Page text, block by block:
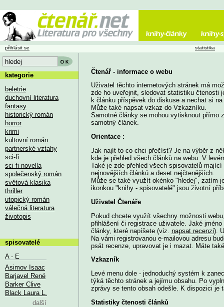
Čtenář - informace o webu
Uživatel těchto internetových stránek má
zde ho uveřejnit, sledovat statistiku čtenosti
k článku příspěvek do diskuse a nechat si
Může také napsat vzkaz do Vzkazníku.
Samotné články se mohou vytisknout přímo
samotný článek.
Orientace :
Jak najít to co chci přečíst? Je na výběr z
kde je přehled všech článků na webu. V
Také je zde přehled všech spisovatelů
nejnovějších článků a deset nejčtenějších.
Může se také využít okénko "hledej", zatím
ikonkou "knihy - spisovatelé" jsou životní
Uživatel Čtenáře
Pokud chcete využít všechny možnosti
přihlášení či registrace uživatele. Jaké
články, které napíšete (viz. napsat recenzi).
Na vámi registrovanou e-mailovou adresu
psát recenze, upravovat je i mazat. Máte
Vzkazník
Levé menu dole - jednoduchý systém k
týká těchto stránek a jejímu obsahu. Po
zprávy se tento obsah odešle. K dispozici je
Statistiky čtenosti článků
přihlásit se statistika
kategorie
beletrie
duchovní literatura
fantasy
historický román
horror
krimi
kultovní román
partnerské vztahy
sci-fi
sci-fi novella
společenský román
světová klasika
thriller
utopický román
válečná literatura
životopis
spisovatelé
A - E
Asimov Isaac
Barjavel René
Barker Clive
Black Laura L.
další